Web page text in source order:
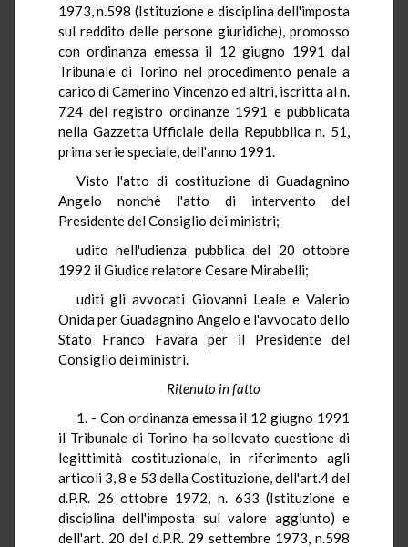
1973, n.598 (Istituzione e disciplina dell'imposta
sul reddito delle persone giuridiche), promosso
con ordinanza emessa il 12 giugno 1991 dal
Tribunale di Torino nel procedimento penale a
carico di Camerino Vincenzo ed altri, iscritta al n.
724 del registro ordinanze 1991 e pubblicata
nella Gazzetta Ufficiale della Repubblica n. 51,
prima serie speciale, dell'anno 1991.
Visto l'atto di costituzione di Guadagnino
Angelo nonchè l'atto di intervento del
Presidente del Consiglio dei ministri;
udito nell'udienza pubblica del 20 ottobre
1992 il Giudice relatore Cesare Mirabelli;
uditi gli avvocati Giovanni Leale e Valerio
Onida per Guadagnino Angelo e l'avvocato dello
Stato Franco Favara per il Presidente del
Consiglio dei ministri.
Ritenuto in fatto
1. - Con ordinanza emessa il 12 giugno 1991
il Tribunale di Torino ha sollevato questione di
legittimità costituzionale, in riferimento agli
articoli 3, 8 e 53 della Costituzione, dell'art.4 del
d.P.R. 26 ottobre 1972, n. 633 (Istituzione e
disciplina dell'imposta sul valore aggiunto) e
dell'art. 20 del d.P.R. 29 settembre 1973, n.598